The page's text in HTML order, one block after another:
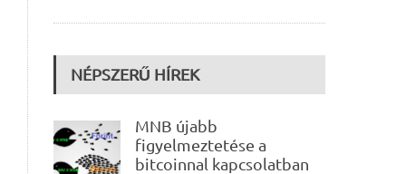
NÉPSZERŰ HÍREK
MNB újabb
figyelmeztetése a
bitcoinnal kapcsolatban